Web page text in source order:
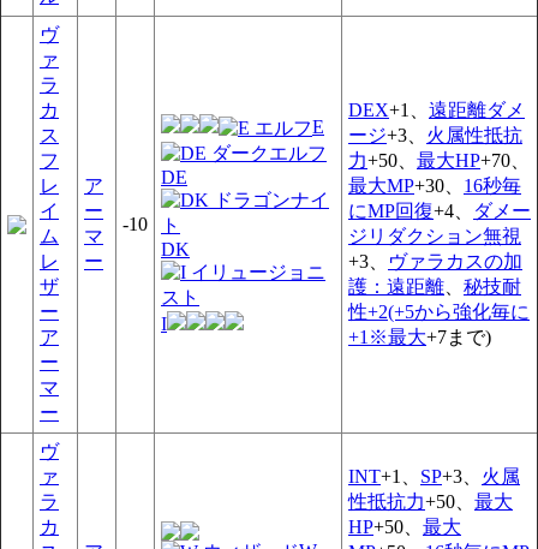
ヴ
ァ
ラ
カ
ス
フ
レ
イ
ム
レ
ザ
ー
ア
ー
マ
ー
ア
ー
マ
ー
-10
E
DE
DK
I
DEX+1、 遠距離ダメ
ージ+3、 火属性抵抗
力+50、 最大HP+70、
最大MP+30、 16秒毎
にMP回復+4、
ダメー
ジリダクション無視
+3、
ヴァラカスの加
護：遠距離
秘技耐
性+2(+5から強化毎に
+1※最大+7まで)
ヴ
ァ
ラ
カ
INT+1、 SP+3、 火属
性抵抗力+50、 最大
HP+50、 最大